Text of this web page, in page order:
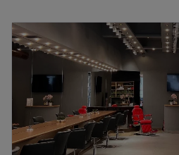
Τετάρτη
Πέμπτη
Παρασκευή
Σάββατο
Κυριακή
Tο Lea Beauty Transformation